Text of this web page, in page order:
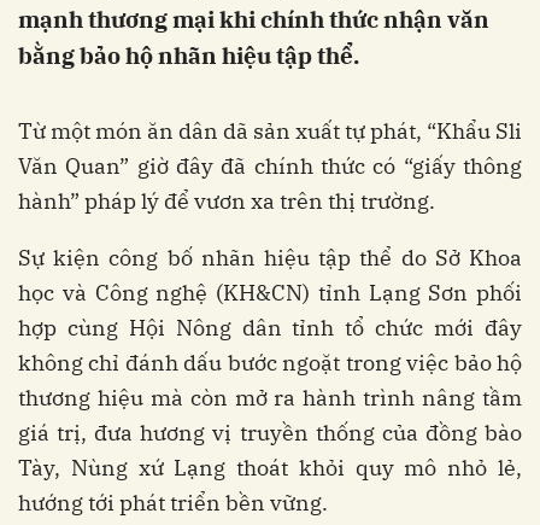
mạnh thương mại khi chính thức nhận văn
bằng bảo hộ nhãn hiệu tập thể.
Từ một món ăn dân dã sản xuất tự phát, “Khẩu Sli
Văn Quan” giờ đây đã chính thức có “giấy thông
hành” pháp lý để vươn xa trên thị trường.
Sự kiện công bố nhãn hiệu tập thể do Sở Khoa
học và Công nghệ (KH&CN) tỉnh Lạng Sơn phối
hợp cùng Hội Nông dân tỉnh tổ chức mới đây
không chỉ đánh dấu bước ngoặt trong việc bảo hộ
thương hiệu mà còn mở ra hành trình nâng tầm
giá trị, đưa hương vị truyền thống của đồng bào
Tày, Nùng xứ Lạng thoát khỏi quy mô nhỏ lẻ,
hướng tới phát triển bền vững.